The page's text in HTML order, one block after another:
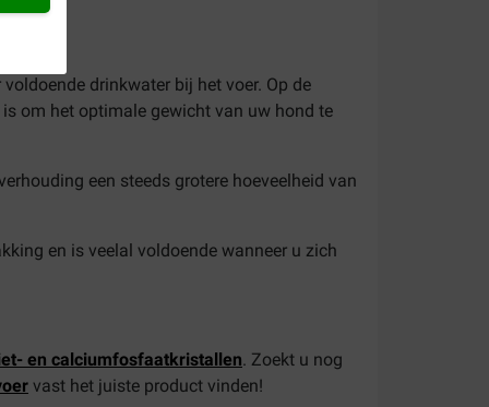
drinkwater bij het voer. Op de
om het optimale gewicht van uw hond te
een steeds grotere hoeveelheid van
en is veelal voldoende wanneer u zich
en calciumfosfaatkristallen. Zoekt u nog
vast het juiste product vinden!